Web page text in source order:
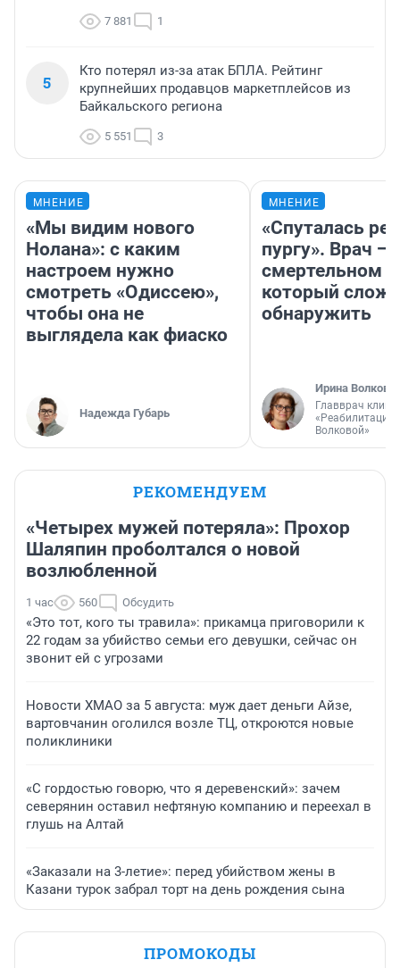
7 881 1
5
Кто потерял из-за атак БПЛА. Рейтинг
крупнейших продавцов маркетплейсов из
Байкальского региона
5 551 3
МНЕНИЕ
«Мы видим нового
Нолана»: с каким
настроем нужно
смотреть «Одиссею»,
чтобы она не
выглядела как фиаско
Надежда Губарь
МНЕНИЕ
«Спуталась
пургу». Врач —
смертельном
который
обнаружить
Ирина Волкова
Главврач
«Реабилитация
Волковой»
РЕКОМЕНДУЕМ
«Четырех мужей потеряла»: Прохор
Шаляпин проболтался о новой
возлюбленной
1 час 560 Обсудить
«Это тот, кого ты травила»: прикамца приговорили к
22 годам за убийство семьи его девушки, сейчас он
звонит ей с угрозами
Новости ХМАО за 5 августа: муж дает деньги Айзе,
вартовчанин оголился возле ТЦ, откроются новые
поликлиники
«С гордостью говорю, что я деревенский»: зачем
северянин оставил нефтяную компанию и переехал в
глушь на Алтай
«Заказали на 3-летие»: перед убийством жены в
Казани турок забрал торт на день рождения сына
ПРОМОКОДЫ